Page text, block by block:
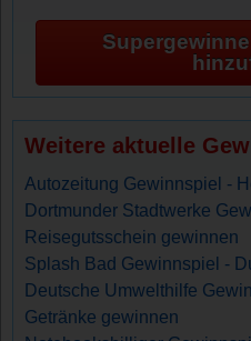
Weitere aktuelle
Autozeitung Gewinnspiel -
Dortmunder Stadtwerke
Reisegutsschein gewinnen
Splash Bad Gewinnspiel -
Deutsche Umwelthilfe
Getränke gewinnen